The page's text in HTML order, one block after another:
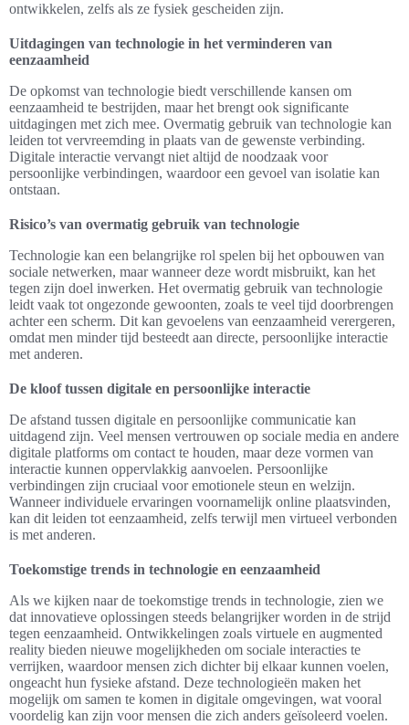
ontwikkelen, zelfs als ze fysiek gescheiden zijn.
Uitdagingen van technologie in het verminderen van
eenzaamheid
De opkomst van technologie biedt verschillende kansen om
eenzaamheid te bestrijden, maar het brengt ook significante
uitdagingen met zich mee. Overmatig gebruik van technologie kan
leiden tot vervreemding in plaats van de gewenste verbinding.
Digitale interactie vervangt niet altijd de noodzaak voor
persoonlijke verbindingen, waardoor een gevoel van isolatie kan
ontstaan.
Risico’s van overmatig gebruik van technologie
Technologie kan een belangrijke rol spelen bij het opbouwen van
sociale netwerken, maar wanneer deze wordt misbruikt, kan het
tegen zijn doel inwerken. Het overmatig gebruik van technologie
leidt vaak tot ongezonde gewoonten, zoals te veel tijd doorbrengen
achter een scherm. Dit kan gevoelens van eenzaamheid verergeren,
omdat men minder tijd besteedt aan directe, persoonlijke interactie
met anderen.
De kloof tussen digitale en persoonlijke interactie
De afstand tussen digitale en persoonlijke communicatie kan
uitdagend zijn. Veel mensen vertrouwen op sociale media en andere
digitale platforms om contact te houden, maar deze vormen van
interactie kunnen oppervlakkig aanvoelen. Persoonlijke
verbindingen zijn cruciaal voor emotionele steun en welzijn.
Wanneer individuele ervaringen voornamelijk online plaatsvinden,
kan dit leiden tot eenzaamheid, zelfs terwijl men virtueel verbonden
is met anderen.
Toekomstige trends in technologie en eenzaamheid
Als we kijken naar de toekomstige trends in technologie, zien we
dat innovatieve oplossingen steeds belangrijker worden in de strijd
tegen eenzaamheid. Ontwikkelingen zoals virtuele en augmented
reality bieden nieuwe mogelijkheden om sociale interacties te
verrijken, waardoor mensen zich dichter bij elkaar kunnen voelen,
ongeacht hun fysieke afstand. Deze technologieën maken het
mogelijk om samen te komen in digitale omgevingen, wat vooral
voordelig kan zijn voor mensen die zich anders geïsoleerd voelen.